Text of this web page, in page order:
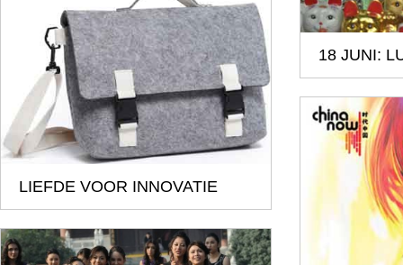
18 JUNI:
LIEFDE VOOR INNOVATIE